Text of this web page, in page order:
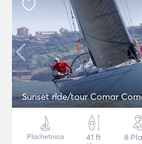
Sunset ride/tour Comar
Plachetnica
41 ft
8